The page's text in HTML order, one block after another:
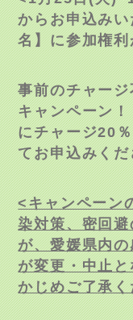
からお申込み
名】に参加権
事前のチャー
キャンペーン
にチャージ20
てお申込みく
<キャンペーン
染対策、密回
が、愛媛県内
が変更・中止
かじめご了承